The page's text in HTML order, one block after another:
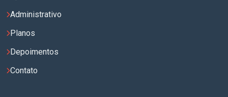
Administrativo
Planos
Depoimentos
Contato